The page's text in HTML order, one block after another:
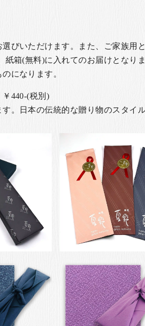
びいただけます。また、ご家族用
箱(無料)に入れてのお届けとなり
になります。
440-(税別)
。日本の伝統的な贈り物のスタイ